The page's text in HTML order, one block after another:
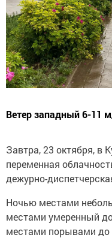
Ветер западный 6-11
Завтра, 23 октября, в
переменная
дежурно-
Ночью местами
местами умеренный
местами порывами